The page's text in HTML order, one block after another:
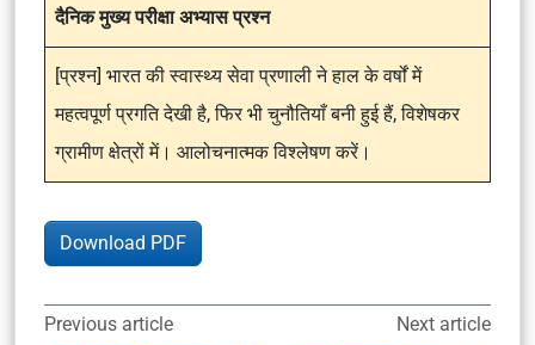
दैनिक मुख्य परीक्षा अभ्यास प्रश्न
[प्रश्न] भारत की स्वास्थ्य सेवा प्रणाली ने हाल के वर्षों में
महत्वपूर्ण प्रगति देखी है, फिर भी चुनौतियाँ बनी हुई हैं, विशेषकर
ग्रामीण क्षेत्रों में। आलोचनात्मक विश्लेषण करें।
Download PDF
Previous article Next article